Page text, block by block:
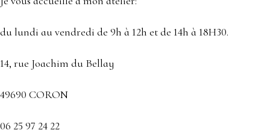
du lundi au vendredi de 9h à 12h et de 14h à 18H30.
14, rue Joachim du Bellay
49690 CORON
06 25 97 24 22